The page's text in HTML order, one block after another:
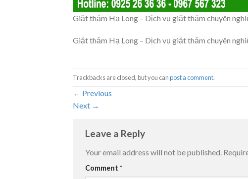
Giặt thảm Hạ Long – Dịch vụ giặt thảm chuyên
Giặt thảm Hạ Long – Dịch vụ giặt thảm chuyên
Trackbacks are closed, but you canpost a comment.
← Previous
Next →
Leave a Reply
Your email address will not be published.
Comment *